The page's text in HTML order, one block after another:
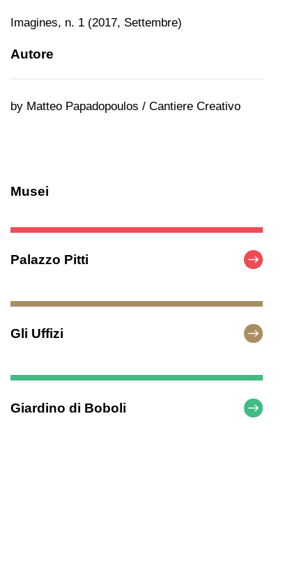
Imagines, n. 1 (2017, Settembre)
Autore
by Matteo Papadopoulos / Cantiere Creativo
Musei
Palazzo Pitti
Gli Uffizi
Giardino di Boboli